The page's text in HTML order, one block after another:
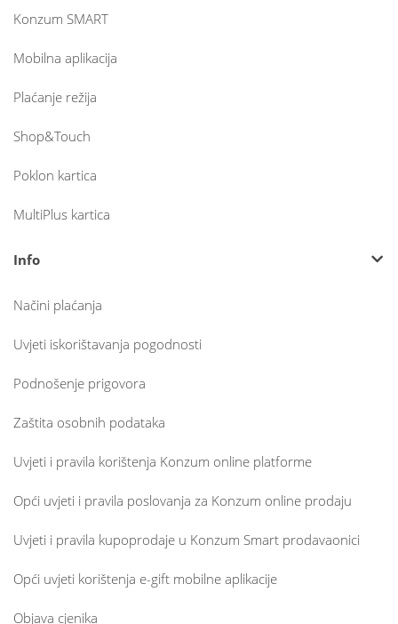
Konzum SMART
Mobilna aplikacija
Plaćanje režija
Shop&Touch
Poklon kartica
MultiPlus kartica
Info
Načini plaćanja
Uvjeti iskorištavanja pogodnosti
Podnošenje prigovora
Zaštita osobnih podataka
Uvjeti i pravila korištenja Konzum online platforme
Opći uvjeti i pravila poslovanja za Konzum online prodaju
Uvjeti i pravila kupoprodaje u Konzum Smart prodavaonici
Opći uvjeti korištenja e-gift mobilne aplikacije
Objava cjenika